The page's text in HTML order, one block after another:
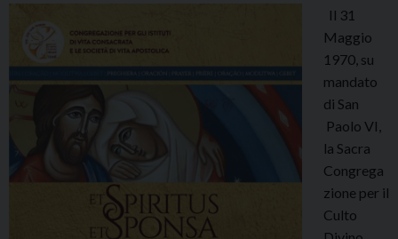
Il 31
Maggio
1970, su
mandato
di San
Paolo VI,
la Sacra
Congrega
zione per il
Culto